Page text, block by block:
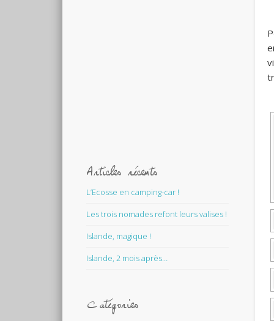
Articles récents
L’Ecosse en camping-car !
Les trois nomades refont leurs valises !
Islande, magique !
Islande, 2 mois après…
Catégories